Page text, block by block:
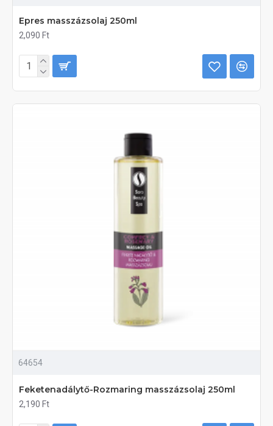
Epres masszázsolaj 250ml
2,090 Ft
64654
Feketenadálytő-Rozmaring masszázsolaj 250ml
2,190 Ft